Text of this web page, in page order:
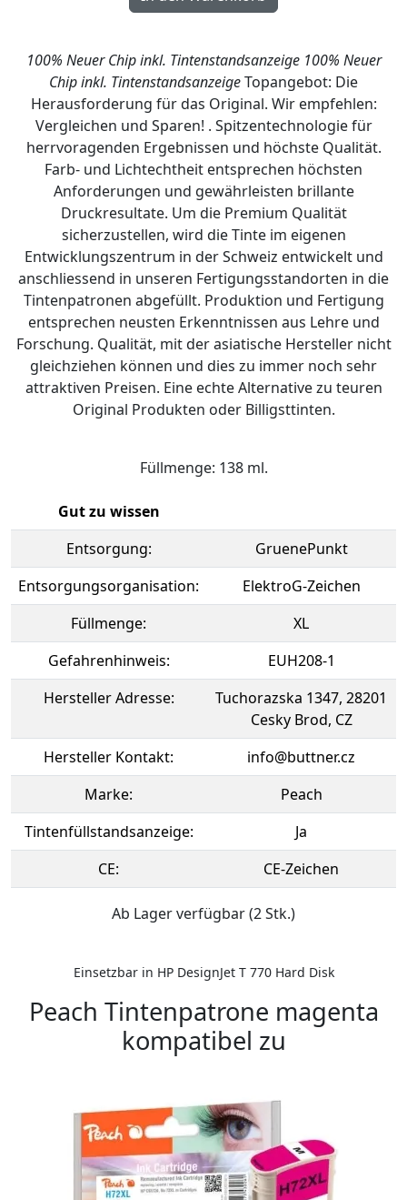
100% Neuer Chip inkl. Tintenstandsanzeige 100% Neuer
Chip inkl. TintenstandsanzeigeTopangebot: Die
Herausforderung für das Original. Wir empfehlen:
Vergleichen und Sparen! . Spitzentechnologie für
herrvoragenden Ergebnissen und höchste Qualität.
Farb- und Lichtechtheit entsprechen höchsten
Anforderungen und gewährleisten brillante
Druckresultate. Um die Premium Qualität
sicherzustellen, wird die Tinte im eigenen
Entwicklungszentrum in der Schweiz entwickelt und
anschliessend in unseren Fertigungsstandorten in die
Tintenpatronen abgefüllt. Produktion und Fertigung
entsprechen neusten Erkenntnissen aus Lehre und
Forschung. Qualität, mit der asiatische Hersteller nicht
gleichziehen können und dies zu immer noch sehr
attraktiven Preisen. Eine echte Alternative zu teuren
Original Produkten oder Billigsttinten.
Füllmenge: 138 ml.
Gut zu wissen
Entsorgung:
GruenePunkt
Entsorgungsorganisation:
ElektroG-Zeichen
Füllmenge:
XL
Gefahrenhinweis:
EUH208-1
Hersteller Adresse:
Tuchorazska 1347, 28201
Cesky Brod, CZ
Hersteller Kontakt:
info@buttner.cz
Marke:
Peach
Tintenfüllstandsanzeige:
Ja
CE:
CE-Zeichen
Ab Lager verfügbar (2 Stk.)
Einsetzbar in HP DesignJet T 770 Hard Disk
Peach Tintenpatrone magenta
kompatibel zu